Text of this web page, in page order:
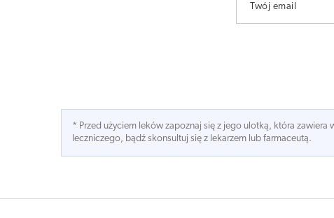
Twój email
* Przed użyciem leków zapoznaj się z jego ulotką, która
leczniczego, bądź skonsultuj się z lekarzem lub farmaceutą.